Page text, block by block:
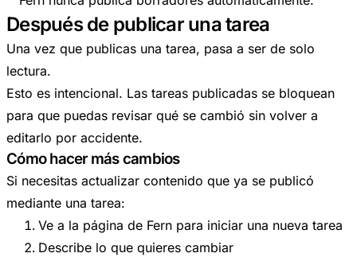
Después de publicar una tarea
Una vez que publicas una tarea, pasa a ser de solo
lectura.
Esto es intencional. Las tareas publicadas se bloquean
para que puedas revisar qué se cambió sin volver a
editarlo por accidente.
Cómo hacer más cambios
Si necesitas actualizar contenido que ya se publicó
mediante una tarea:
Ve a la página de Fern para iniciar una nueva tarea
Describe lo que quieres cambiar